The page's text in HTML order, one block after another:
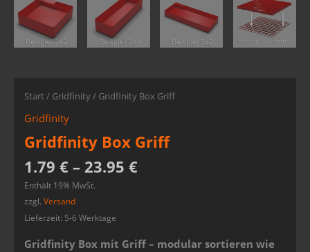
Start / Gridfinity/ Gridfinity Box Griff
Gridfinity
Gridfinity Box Griff
1.79 € – 23.95 €
Enthält 19% MwSt.
zzgl. Versand
Lieferzeit: 5-6 Werktage
Gridfinity Box mit Griff – modular sortieren wie